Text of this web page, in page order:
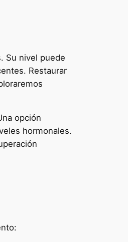
Su nivel puede
Restaurar
opción
hormonales.